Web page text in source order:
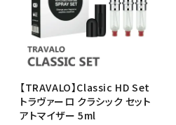
【TRAVALO】Classic HD Set
トラヴァーロ クラシック セット
アトマイザー 5ml